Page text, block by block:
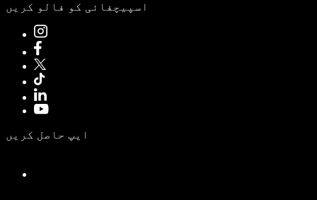
اسپیچفائی کو فالو کریں
ایپ حاصل کریں